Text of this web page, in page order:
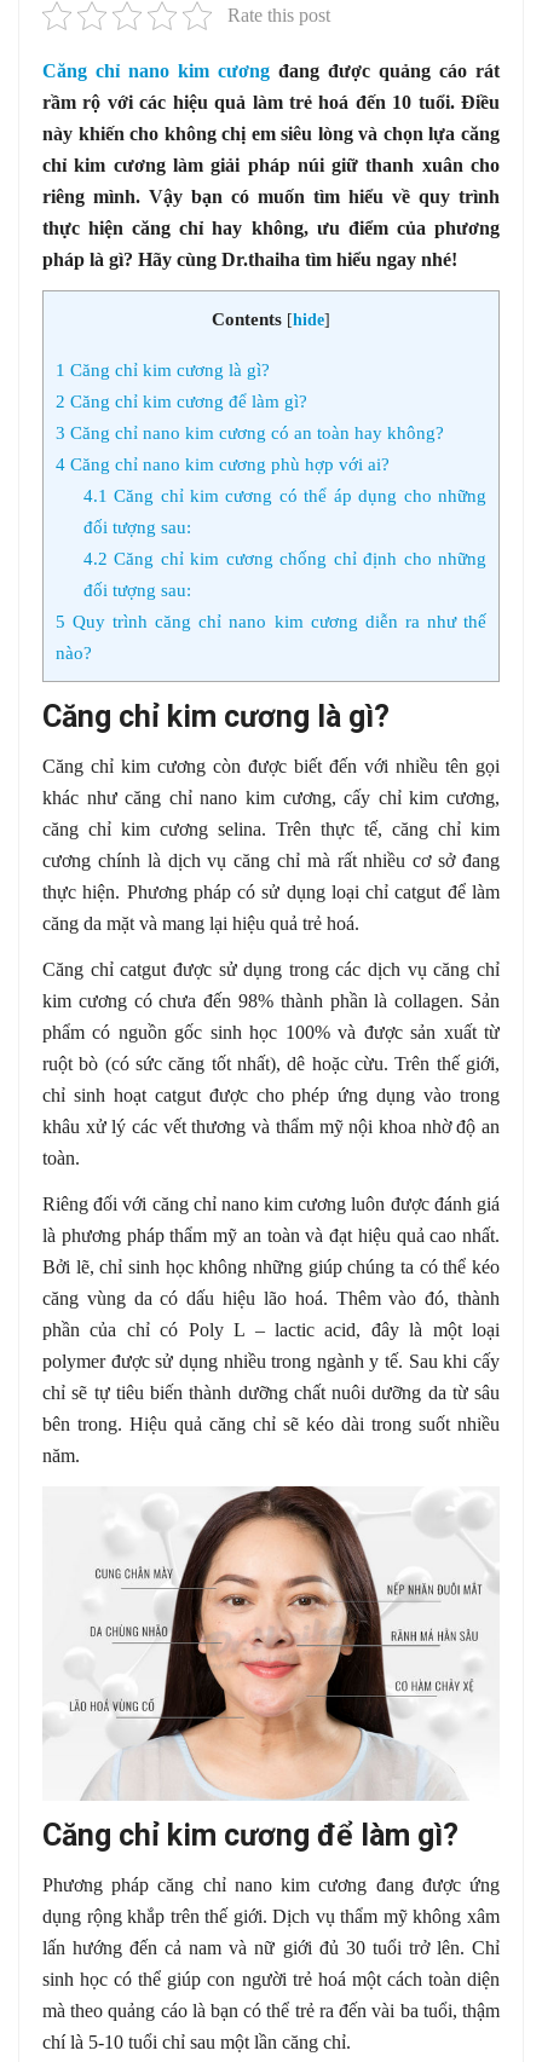
Rate this post
Căng chỉ nano kim cương đang được quảng cáo rát
rầm rộ với các hiệu quả làm trẻ hoá đến 10 tuổi. Điều
này khiến cho không chị em siêu lòng và chọn lựa căng
chỉ kim cương làm giải pháp núi giữ thanh xuân cho
riêng mình. Vậy bạn có muốn tìm hiểu về quy trình
thực hiện căng chỉ hay không, ưu điểm của phương
pháp là gì? Hãy cùng Dr.thaiha tìm hiểu ngay nhé!
Contents [hide]
1 Căng chỉ kim cương là gì?
2 Căng chỉ kim cương để làm gì?
3 Căng chỉ nano kim cương có an toàn hay không?
4 Căng chỉ nano kim cương phù hợp với ai?
4.1 Căng chỉ kim cương có thể áp dụng cho những
đối tượng sau:
4.2 Căng chỉ kim cương chống chỉ định cho những
đối tượng sau:
5 Quy trình căng chỉ nano kim cương diễn ra như thế
nào?
Căng chỉ kim cương là gì?
Căng chỉ kim cương còn được biết đến với nhiều tên gọi
khác như căng chỉ nano kim cương, cấy chỉ kim cương,
căng chỉ kim cương selina. Trên thực tế, căng chỉ kim
cương chính là dịch vụ căng chỉ mà rất nhiều cơ sở đang
thực hiện. Phương pháp có sử dụng loại chỉ catgut để làm
căng da mặt và mang lại hiệu quả trẻ hoá.
Căng chỉ catgut được sử dụng trong các dịch vụ căng chỉ
kim cương có chưa đến 98% thành phần là collagen. Sản
phẩm có nguồn gốc sinh học 100% và được sản xuất từ
ruột bò (có sức căng tốt nhất), dê hoặc cừu. Trên thế giới,
chỉ sinh hoạt catgut được cho phép ứng dụng vào trong
khâu xử lý các vết thương và thẩm mỹ nội khoa nhờ độ an
toàn.
Riêng đối với căng chỉ nano kim cương luôn được đánh giá
là phương pháp thẩm mỹ an toàn và đạt hiệu quả cao nhất.
Bởi lẽ, chỉ sinh học không những giúp chúng ta có thể kéo
căng vùng da có dấu hiệu lão hoá. Thêm vào đó, thành
phần của chỉ có Poly L – lactic acid, đây là một loại
polymer được sử dụng nhiều trong ngành y tế. Sau khi cấy
chỉ sẽ tự tiêu biến thành dưỡng chất nuôi dưỡng da từ sâu
bên trong. Hiệu quả căng chỉ sẽ kéo dài trong suốt nhiều
năm.
Căng chỉ kim cương để làm gì?
Phương pháp căng chỉ nano kim cương đang được ứng
dụng rộng khắp trên thế giới. Dịch vụ thẩm mỹ không xâm
lấn hướng đến cả nam và nữ giới đủ 30 tuổi trở lên. Chỉ
sinh học có thể giúp con người trẻ hoá một cách toàn diện
mà theo quảng cáo là bạn có thể trẻ ra đến vài ba tuổi, thậm
chí là 5-10 tuổi chỉ sau một lần căng chỉ.